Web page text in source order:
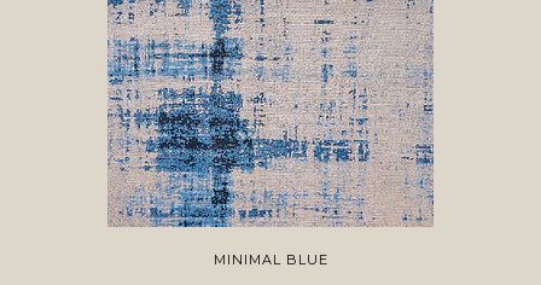
MINIMAL BLUE